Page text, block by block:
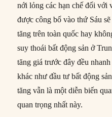
nới lỏng các hạn chế đối với
được công bố vào thứ Sáu
tăng trên toàn quốc hay
suy thoái bất động sản ở
tăng giá trước đây đều
khác như đầu tư bất động
tăng vẫn là một diễn biến
quan trọng nhất này.